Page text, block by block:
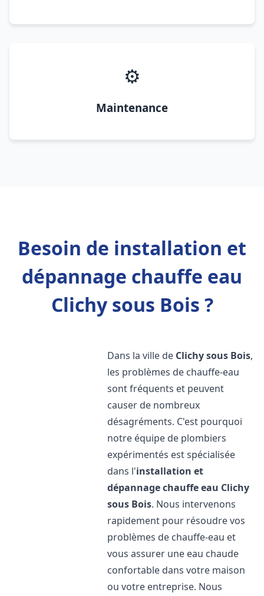
⚙️
Maintenance
Besoin de installation et
dépannage chauffe eau
Clichy sous Bois ?
Dans la ville de Clichy sous Bois,
les problèmes de chauffe-eau
sont fréquents et peuvent
causer de nombreux
désagréments. C'est pourquoi
notre équipe de plombiers
expérimentés est spécialisée
dans l'installation et
dépannage chauffe eau Clichy
sous Bois. Nous intervenons
rapidement pour résoudre vos
problèmes de chauffe-eau et
vous assurer une eau chaude
confortable dans votre maison
ou votre entreprise. Nous